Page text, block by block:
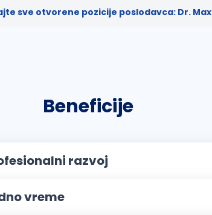
sve otvorene pozicije poslodavca: Dr. Max
Beneficije
razvoj
vreme